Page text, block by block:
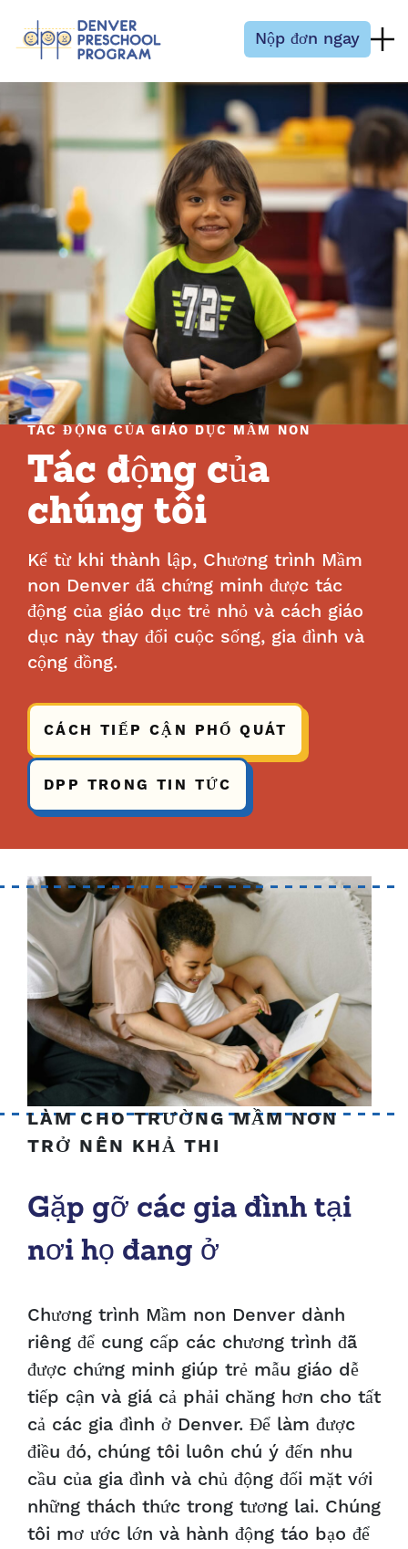
Nộp đơn ngay
TÁC ĐỘNG CỦA GIÁO DỤC MẦM NON
Tác động của
chúng tôi
Kể từ khi thành lập, Chương trình Mầm
non Denver đã chứng minh được tác
động của giáo dục trẻ nhỏ và cách giáo
dục này thay đổi cuộc sống, gia đình và
cộng đồng.
CÁCH TIẾP CẬN PHỔ QUÁT
DPP TRONG TIN TỨC
LÀM CHO TRƯỜNG MẦM NON
TRỞ NÊN KHẢ THI
Gặp gỡ các gia đình tại
nơi họ đang ở
Chương trình Mầm non Denver dành
riêng để cung cấp các chương trình đã
được chứng minh giúp trẻ mẫu giáo dễ
tiếp cận và giá cả phải chăng hơn cho tất
cả các gia đình ở Denver. Để làm được
điều đó, chúng tôi luôn chú ý đến nhu
cầu của gia đình và chủ động đối mặt với
những thách thức trong tương lai. Chúng
tôi mơ ước lớn và hành động táo bạo để